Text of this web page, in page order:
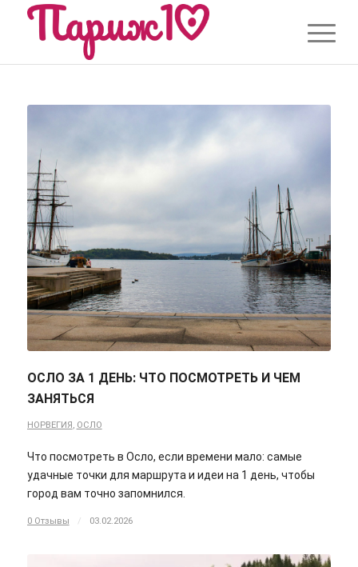
ОСЛО ЗА 1 ДЕНЬ: ЧТО ПОСМОТРЕТЬ И ЧЕМ
ЗАНЯТЬСЯ
НОРВЕГИЯ, ОСЛО
Что посмотреть в Осло, если времени мало: самые
удачные точки для маршрута и идеи на 1 день, чтобы
город вам точно запомнился.
0 Отзывы / 03.02.2026